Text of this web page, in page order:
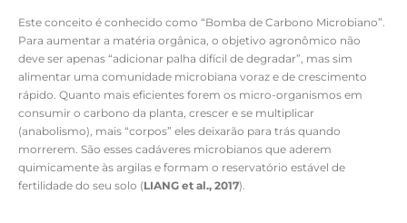
Este conceito é conhecido como “Bomba de Carbono Microbiano”.
Para aumentar a matéria orgânica, o objetivo agronômico não
deve ser apenas “adicionar palha difícil de degradar”, mas sim
alimentar uma comunidade microbiana voraz e de crescimento
rápido. Quanto mais eficientes forem os micro-organismos em
consumir o carbono da planta, crescer e se multiplicar
(anabolismo), mais “corpos” eles deixarão para trás quando
morrerem. São esses cadáveres microbianos que aderem
quimicamente às argilas e formam o reservatório estável de
fertilidade do seu solo (LIANG et al., 2017).